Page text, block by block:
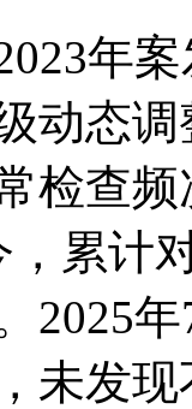
年案
动态
检查
，累计
2025
未发